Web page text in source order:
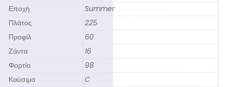
Εποχή
Summer
Πλάτος
225
Προφίλ
60
Ζάντα
16
Φορτίο
98
Καύσιμο
C